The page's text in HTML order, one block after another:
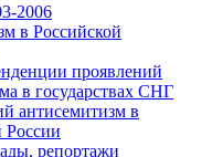
2006
в Российской
проявлений
в государствах СНГ
антисемитизм в
России
репортажи